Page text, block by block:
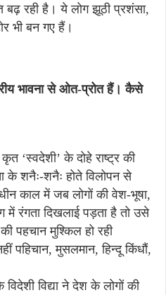
बढ़ रही है। ये लोग झूठी प्रशंसा,
भी बन गए हैं।
भावना से ओत-प्रोत हैं। कैसे
‘स्वदेशी’ के दोहे राष्ट्र की
के शनैः-शनैः होते विलोपन से
काल में जब लोगों की वेश-भूषा,
रंगता दिखलाई पड़ता है तो उसे
पहचान मुश्किल हो रही
पहिचान, मुसलमान, हिन्दू किंधौं,
विद्या ने देश के लोगों की